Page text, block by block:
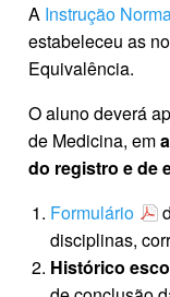
A Instrução
estabeleceu as
Equivalência.
O aluno deverá
de Medicina, em
do registro e de
Formulário
disciplinas,
Histórico